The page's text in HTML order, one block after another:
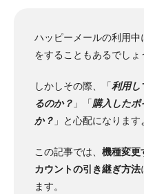
ハッピーメールの利用
をすることもあるでしょ
しかしその際、「利用し
るのか？ 」「購入したポ
か？ 」と心配になります
この記事では、 機種変更
カウントの引き継ぎ方法
ます。